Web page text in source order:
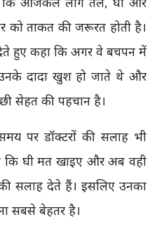
को ताकत की जरूरत होती है।
हुए कहा कि अगर वे बचपन में
दादा खुश हो जाते थे और
सेहत की पहचान है।
पर डॉक्टरों की सलाह भी
कि घी मत खाइए और अब वही
की सलाह देते हैं। इसलिए उनका
सबसे बेहतर है।